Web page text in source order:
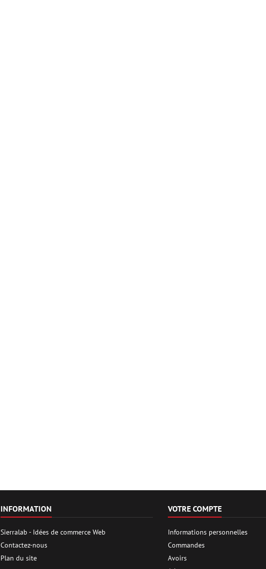
INFORMATION
Sierralab - Idées de commerce Web
Contactez-nous
Plan du site
VOTRE COMPTE
Informations personnelles
Commandes
Avoirs